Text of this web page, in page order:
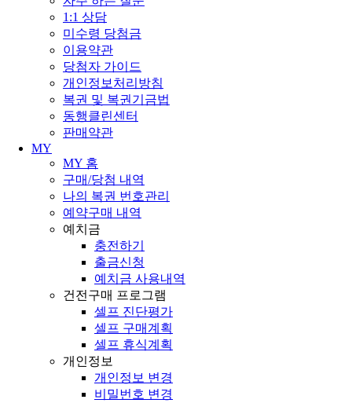
1:1 상담
미수령 당첨금
이용약관
당첨자 가이드
개인정보처리방침
복권 및 복권기금법
동행클린센터
판매약관
MY
MY 홈
구매/당첨 내역
나의 복권 번호관리
예약구매 내역
예치금
충전하기
출금신청
예치금 사용내역
건전구매 프로그램
셀프 진단평가
셀프 구매계획
셀프 휴식계획
개인정보
개인정보 변경
비밀번호 변경